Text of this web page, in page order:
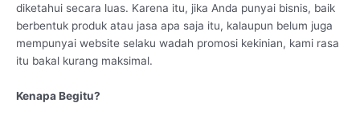
diketahui secara luas. Karena itu, jika Anda punyai bisnis, baik
berbentuk produk atau jasa apa saja itu, kalaupun belum juga
mempunyai website selaku wadah promosi kekinian, kami rasa
itu bakal kurang maksimal.
Kenapa Begitu?